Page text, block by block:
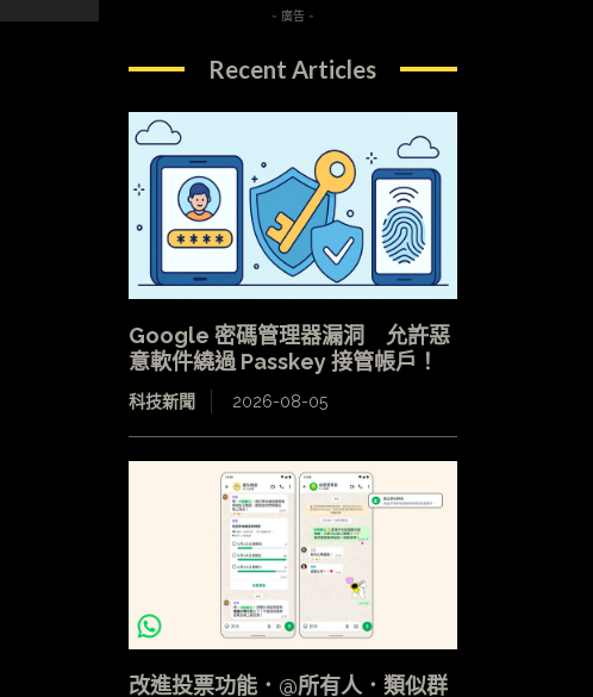
- 廣告 -
Recent Articles
Google 密碼管理器漏洞 允許惡
意軟件繞過 Passkey 接管帳戶！
科技新聞 2026-08-05
改進投票功能．@所有人．類似群